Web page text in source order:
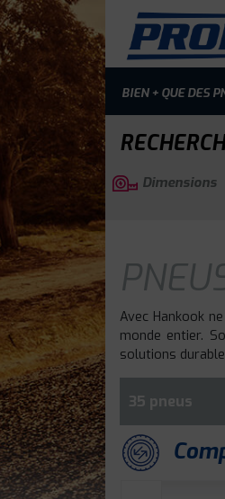
BIEN + QUE DES
Dimensions
Avec Hankook
monde entier.
solutions
35 pneus